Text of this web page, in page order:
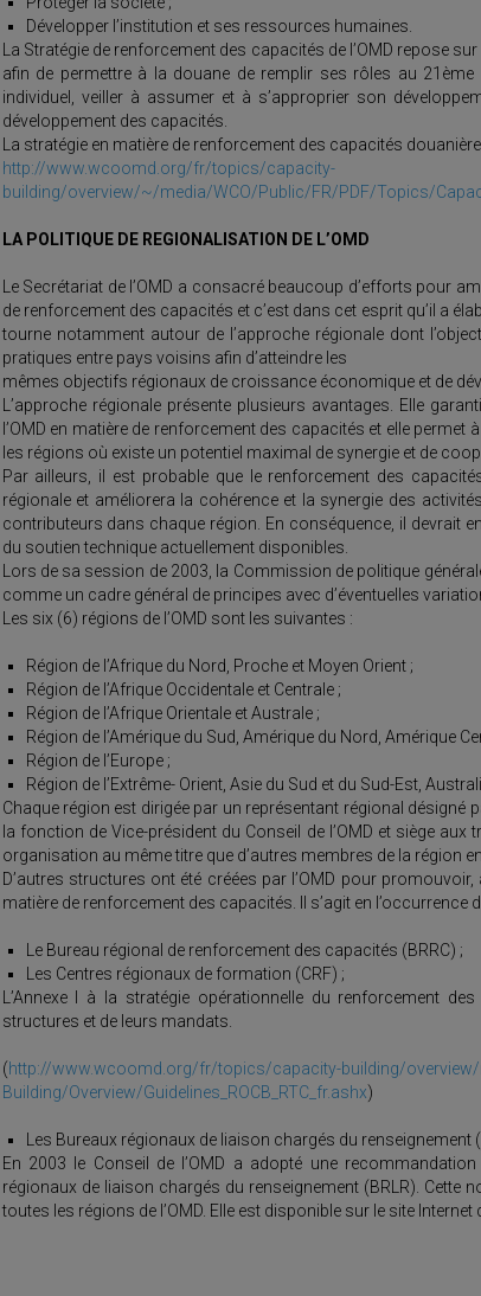
Développer l’institution et ses ressources humaines.
La Stratégie de renforcement des capacités de l’OMD repose
afin de permettre à la douane de remplir ses rôles au
individuel, veiller à assumer et à s’approprier son
développement des capacités.
La stratégie en matière de renforcement des capacités
http://www.wcoomd.org/fr/topics/capacity-
building/overview/~/media/WCO/Public/FR/PDF/Topics/
LA POLITIQUE DE REGIONALISATION DE L’OMD
Le Secrétariat de l’OMD a consacré beaucoup d’efforts pour
de renforcement des capacités et c’est dans cet esprit qu’il a
tourne notamment autour de l’approche régionale dont
pratiques entre pays voisins afin d’atteindre les
mêmes objectifs régionaux de croissance économique et de
L’approche régionale présente plusieurs avantages. Elle
l’OMD en matière de renforcement des capacités et elle
les régions où existe un potentiel maximal de synergie et de
Par ailleurs, il est probable que le renforcement des
régionale et améliorera la cohérence et la synergie des
contributeurs dans chaque région. En conséquence, il devrait
du soutien technique actuellement disponibles.
Lors de sa session de 2003, la Commission de politique
comme un cadre général de principes avec d’éventuelles
Les six (6) régions de l’OMD sont les suivantes :
Région de l’Afrique du Nord, Proche et Moyen Orient ;
Région de l’Afrique Occidentale et Centrale ;
Région de l’Afrique Orientale et Australe ;
Région de l’Amérique du Sud, Amérique du Nord, Amérique
Région de l’Europe ;
Région de l’Extrême- Orient, Asie du Sud et du Sud-Est,
Chaque région est dirigée par un représentant régional
la fonction de Vice-président du Conseil de l’OMD et siège
organisation au même titre que d’autres membres de la région
D’autres structures ont été créées par l’OMD pour
matière de renforcement des capacités. Il s’agit en
Le Bureau régional de renforcement des capacités (BRRC) ;
Les Centres régionaux de formation (CRF) ;
L’Annexe I à la stratégie opérationnelle du renforcement
structures et de leurs mandats.
(http://www.wcoomd.org/fr/topics/capacity-building/
Building/Overview/Guidelines_ROCB_RTC_fr.ashx)
Les Bureaux régionaux de liaison chargés du renseignement
En 2003 le Conseil de l’OMD a adopté une
régionaux de liaison chargés du renseignement (BRLR).
toutes les régions de l’OMD. Elle est disponible sur le site Internet